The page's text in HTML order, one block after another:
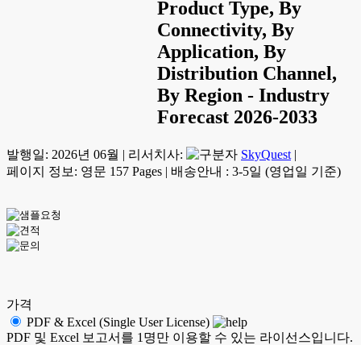
Product Type, By
Connectivity, By
Application, By
Distribution Channel,
By Region - Industry
Forecast 2026-2033
발행일: 2026년 06월 | 리서치사: SkyQuest |
페이지 정보: 영문 157 Pages | 배송안내 : 3-5일 (영업일 기준)
가격
PDF & Excel (Single User License)
PDF 및 Excel 보고서를 1명만 이용할 수 있는 라이선스입니다.